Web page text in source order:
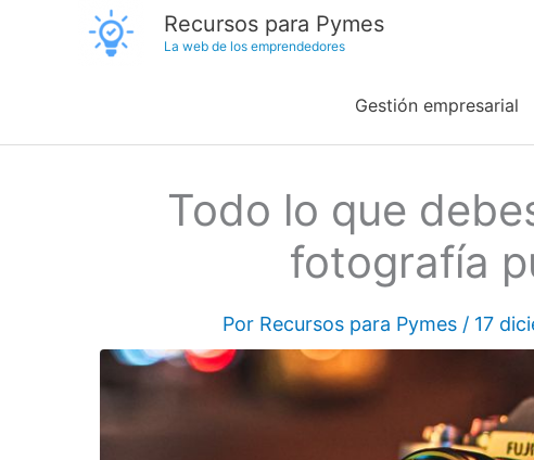
Recursos para Pymes
La web de los emprendedores
Gestión empresarial
Todo lo que
fotografía
Por Recursos para Pymes / 17